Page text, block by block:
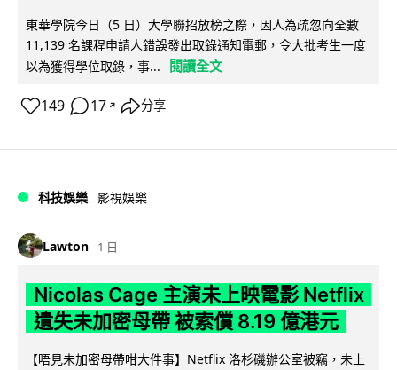
東華學院今日（5 日）大學聯招放榜之際，因人為疏忽向全數
11,139 名課程申請人錯誤發出取錄通知電郵，令大批考生一度
以為獲得學位取錄，事...
閱讀全文
149 17 ↗ 分享
科技娛樂 影視娛樂
Lawton 1 日
Nicolas Cage 主演未上映電影 Netflix
遺失未加密母帶 被索償 8.19 億港元
【唔見未加密母帶咁大件事】Netflix 洛杉磯辦公室被竊，未上